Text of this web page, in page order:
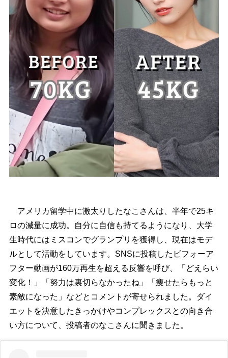
アメリカ留学中に激太りしたなこさんは、半年で25キ
ロの減量に成功。自分に自信も持てるようになり、大学
生時代にはミスコンでグランプリを獲得し、現在はモデ
ルとして活動をしています。SNSに投稿したビフォーア
フター動画が160万再生を超える反響を呼び、「どえらい
変化！」「努力は裏切らなかったね」「痩せたらもっと
素敵になった」などとコメントが寄せられました。ダイ
エットを決意したきっかけやコンプレックスとの向き合
い方について、投稿者のなこさんに聞きました。